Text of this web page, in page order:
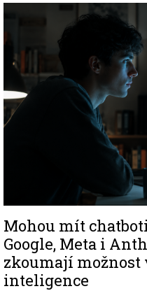
Image
Mohou mít
Google, Meta i
zkoumají možnost
inteligence